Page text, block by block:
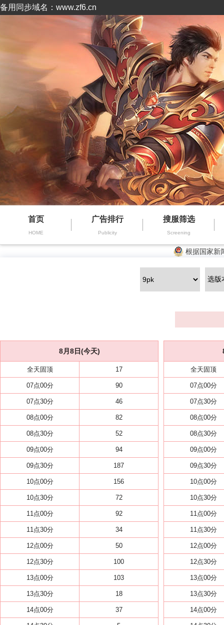
备用同步域名：www.zf6.cn
首页
HOME
广告排行
Publicity
搜服筛选
Screening
根据国家新
8月8日(今天)
全天固顶 17
07点00分 90
07点30分 46
08点00分 82
08点30分 52
09点00分 94
09点30分 187
10点00分 156
10点30分 72
11点00分 92
11点30分 34
12点00分 50
12点30分 100
13点00分 103
13点30分 18
14点00分 37
全天固顶
07点00分
07点30分
08点00分
08点30分
09点00分
09点30分
10点00分
10点30分
11点00分
11点30分
12点00分
12点30分
13点00分
13点30分
14点00分